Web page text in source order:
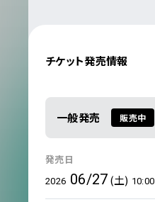
チケット発売情報
一般発売 販売中
発売日
2026 06/27(土) 10:00